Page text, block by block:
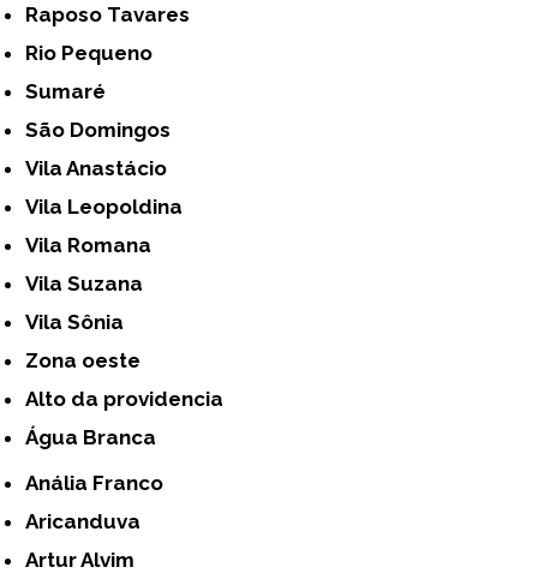
Raposo Tavares
Rio Pequeno
Sumaré
São Domingos
Vila Anastácio
Vila Leopoldina
Vila Romana
Vila Suzana
Vila Sônia
Zona oeste
alto da providencia
Água Branca
Anália Franco
Aricanduva
Artur Alvim